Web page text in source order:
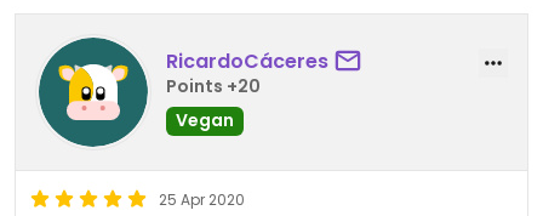
RicardoCáceres
Points +20
Vegan
25 Apr 2020